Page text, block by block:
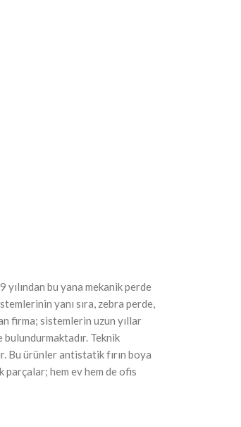
bu yana mekanik perde
yanı sıra, zebra perde,
firma; sistemlerin uzun yıllar
Teknik
Bu ürünler antistatik fırın boya
parçalar; hem ev hem de ofis